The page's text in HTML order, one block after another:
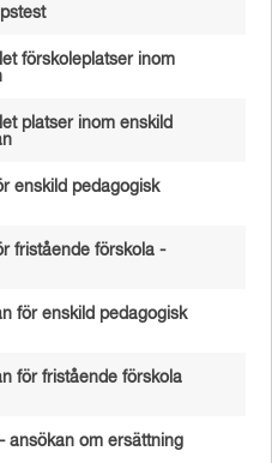
förskoleplatser inom
platser inom enskild
enskild pedagogisk
fristående förskola -
för enskild pedagogisk
för fristående förskola
ansökan om ersättning